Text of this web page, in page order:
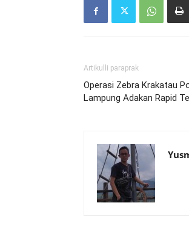
Artikulli paraprak
Operasi Zebra Krakatau
Lampung Adakan Rapid